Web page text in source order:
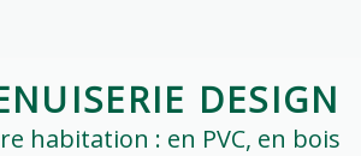
DESIGN
habitation : en PVC, en bois